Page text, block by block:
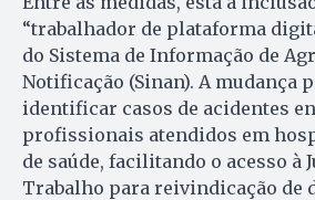
“trabalhador de plataforma
do Sistema de Informação de
Notificação (Sinan). A mudança
identificar casos de acidentes
profissionais atendidos em
de saúde, facilitando o acesso à
Trabalho para reivindicação de